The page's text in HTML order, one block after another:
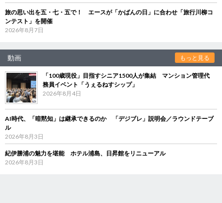
旅の思い出を五・七・五で！ エースが「かばんの日」に合わせ「旅行川柳コ
ンテスト」を開催
2026年8月7日
動画 もっと見る
「100歳現役」目指すシニア1500人が集結 マンション管理代
務員イベント「うぇるねすシップ」
2026年8月4日
AI時代、「暗黙知」は継承できるのか 「デジブレ」説明会／ラウンドテーブ
ル
2026年8月3日
紀伊勝浦の魅力を堪能 ホテル浦島、日昇館をリニューアル
2026年8月3日